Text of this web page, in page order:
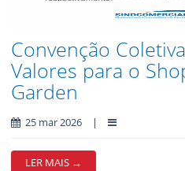
Convenção
Valores para o
Garden
25 mar 2026 |
LER MAIS →